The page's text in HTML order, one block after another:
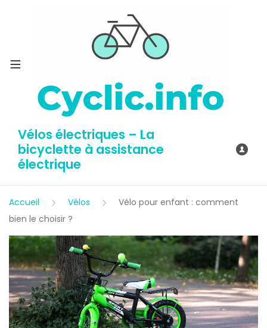
Vélos électriques – La
bicyclette à assistance
électrique
Accueil Vélos
Vélo pour enfant : comment
bien le choisir ?